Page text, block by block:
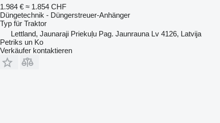
1.984 € ≈ 1.854 CHF
Düngetechnik - Düngerstreuer-Anhänger
Typ für Traktor
Lettland, Jaunaraji Priekuļu Pag. Jaunrauna Lv 4126, Latvija
Petriks un Ko
Verkäufer kontaktieren